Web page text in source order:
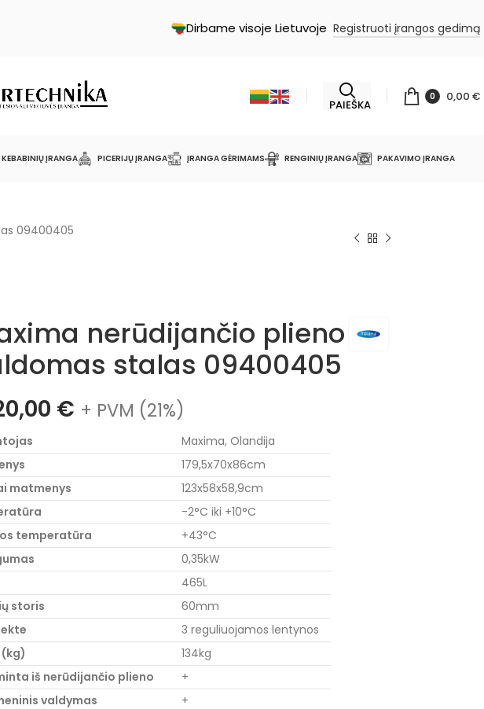
Dirbame visoje Lietuvoje Registruoti įrangos gedimą
PAIEŠKA
0 0,00 €
KEBABINIŲ ĮRANGA PICERIJŲ ĮRANGA ĮRANGA GĖRIMAMS RENGINIŲ ĮRANGA PAKAVIMO ĮRANGA
09400405
nerūdijančio plieno
stalas 09400405
€ + PVM (21%)
Maxima, Olandija
179,5x70x86cm
matmenys
123x58x58,9cm
-2°C iki +10°C
temperatūra
+43°C
0,35kW
465L
storis
60mm
3 reguliuojamos lentynos
134kg
iš nerūdijančio plieno
+
valdymas
+